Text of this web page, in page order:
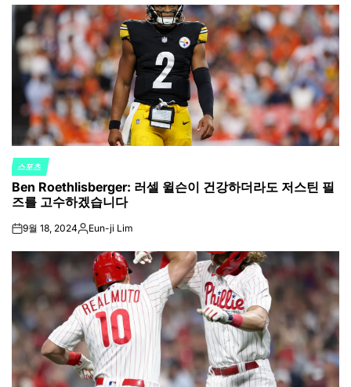
POSTED
IN
스포츠
Ben Roethlisberger: 러셀 윌슨이 건강하더라도 저스틴 필
즈를 고수하겠습니다
on9월 18, 2024Posted
Eun-ji Lim